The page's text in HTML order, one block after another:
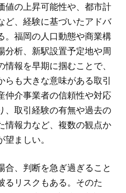
値の上昇可能性や、都市計
ど、経験に基づいたアドバ
。福岡の人口動態や商業構
分析、新駅設置予定地や周
報を早期に掴むことで、
らも大きな意味がある取引
仲介事業者の信頼性や対応
、取引経験の有無や過去の
情報力など、複数の観点か
ましい。
合、判断を急ぎ過ぎること
るリスクもある。そのた